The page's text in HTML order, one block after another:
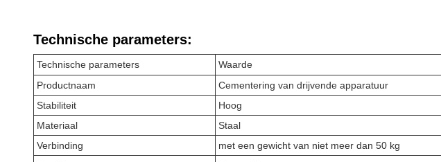
Technische parameters:
Technische parameters
Waarde
Productnaam
Cementering van drijvende apparatuur
Stabiliteit
Hoog
Materiaal
Staal
Verbinding
met een gewicht van niet meer dan 50 kg